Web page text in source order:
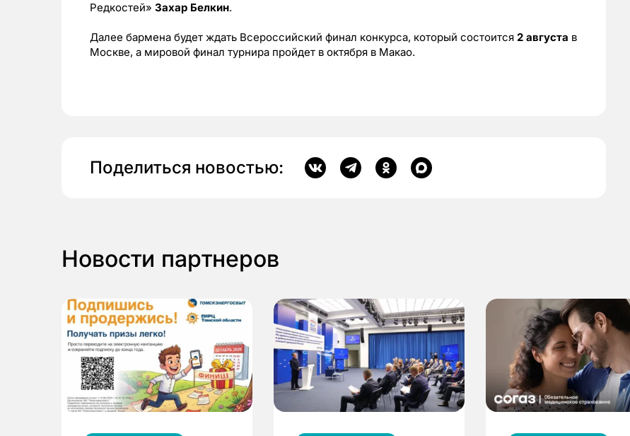
Редкостей» Захар Белкин.
Далее бармена будет ждать Всероссийский финал конкурса, который состоится 2 августа в
Москве, а мировой финал турнира пройдет в октября в Макао.
Поделиться новостью:
Новости партнеров